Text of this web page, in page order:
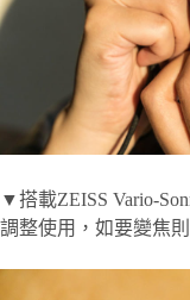
▼搭載ZEISS Vario-
調整使用，如要變焦